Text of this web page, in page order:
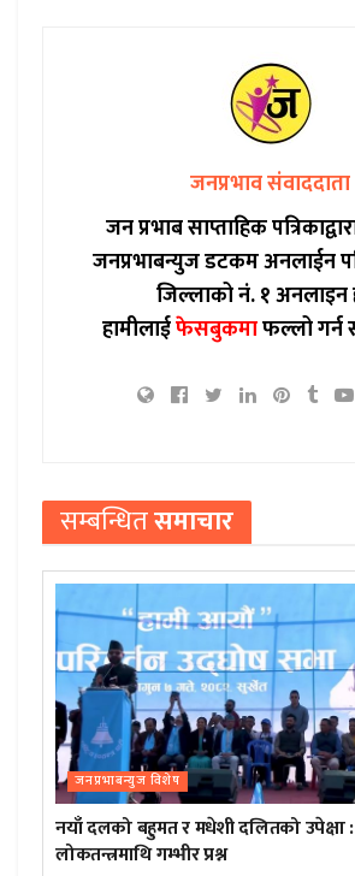
जनप्रभाव संवाददाता
जन प्रभाब साप्ताहिक
जनप्रभाबन्युज डटकम अनलाईन
जिल्लाको नं. १ अनलाइन
हामीलाईफेसबुकमाफल्लो गर्न
सम्बन्धितसमाचार
जनप्रभाबन्युज विशेष
नयाँ दलको बहुमत र मधेशी दलितको उपेक्षा
लोकतन्त्रमाथि गम्भीर प्रश्न